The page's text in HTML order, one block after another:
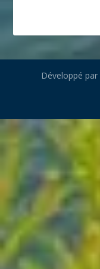
Développé par